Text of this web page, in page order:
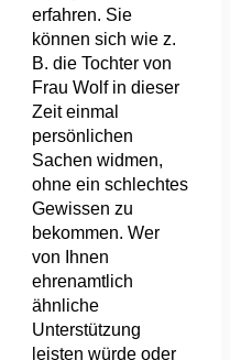
erfahren. Sie
können sich wie z.
B. die Tochter von
Frau Wolf in dieser
Zeit einmal
persönlichen
Sachen widmen,
ohne ein schlechtes
Gewissen zu
bekommen. Wer
von Ihnen
ehrenamtlich
ähnliche
Unterstützung
leisten würde oder